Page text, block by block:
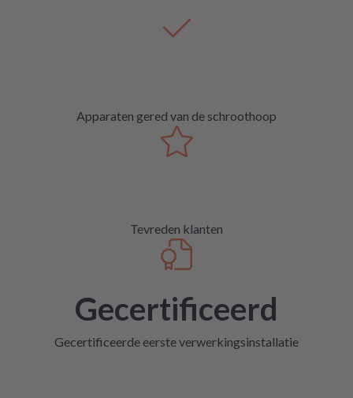
Apparaten gered van de schroothoop
Tevreden klanten
Gecertificeerd
Gecertificeerde eerste verwerkingsinstallatie